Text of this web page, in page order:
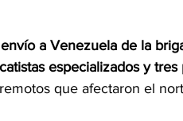
a Venezuela de la
especializados y tres
que afectaron el